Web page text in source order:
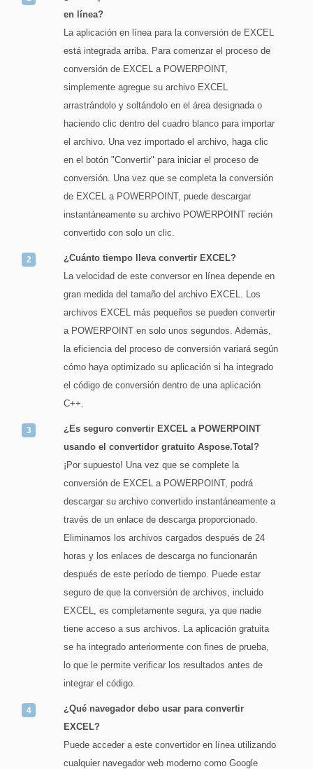
en línea?
La aplicación en línea para la conversión de EXCEL
está integrada arriba. Para comenzar el proceso de
conversión de EXCEL a POWERPOINT,
simplemente agregue su archivo EXCEL
arrastrándolo y soltándolo en el área designada o
haciendo clic dentro del cuadro blanco para importar
el archivo. Una vez importado el archivo, haga clic
en el botón "Convertir" para iniciar el proceso de
conversión. Una vez que se completa la conversión
de EXCEL a POWERPOINT, puede descargar
instantáneamente su archivo POWERPOINT recién
convertido con solo un clic.
¿Cuánto tiempo lleva convertir EXCEL?
La velocidad de este conversor en línea depende en
gran medida del tamaño del archivo EXCEL. Los
archivos EXCEL más pequeños se pueden convertir
a POWERPOINT en solo unos segundos. Además,
la eficiencia del proceso de conversión variará según
cómo haya optimizado su aplicación si ha integrado
el código de conversión dentro de una aplicación
C++.
¿Es seguro convertir EXCEL a POWERPOINT
usando el convertidor gratuito Aspose.Total?
¡Por supuesto! Una vez que se complete la
conversión de EXCEL a POWERPOINT, podrá
descargar su archivo convertido instantáneamente a
través de un enlace de descarga proporcionado.
Eliminamos los archivos cargados después de 24
horas y los enlaces de descarga no funcionarán
después de este período de tiempo. Puede estar
seguro de que la conversión de archivos, incluido
EXCEL, es completamente segura, ya que nadie
tiene acceso a sus archivos. La aplicación gratuita
se ha integrado anteriormente con fines de prueba,
lo que le permite verificar los resultados antes de
integrar el código.
¿Qué navegador debo usar para convertir
EXCEL?
Puede acceder a este convertidor en línea utilizando
cualquier navegador web moderno como Google